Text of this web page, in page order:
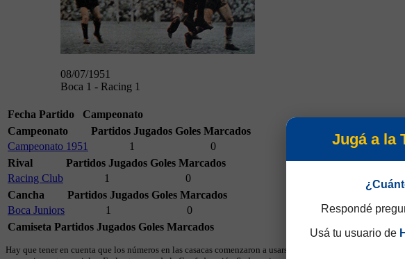
08/07/1951
Boca 1 - Racing 1
Fecha Partido
Campeonato
Campeonato
Partidos Jugados Goles Marcados
Campeonato 1951
1
0
Rival
Partidos Jugados Goles Marcados
Racing Club
1
0
Cancha
Partidos Jugados Goles Marcados
Boca Juniors
1
0
Camiseta Partidos Jugados Goles Marcados
Hay que tener en cuenta que los números en las casacas comenzaron a usarse en 1949 y que hasta
Jugá a la
Respondé
Usá tu usuario de